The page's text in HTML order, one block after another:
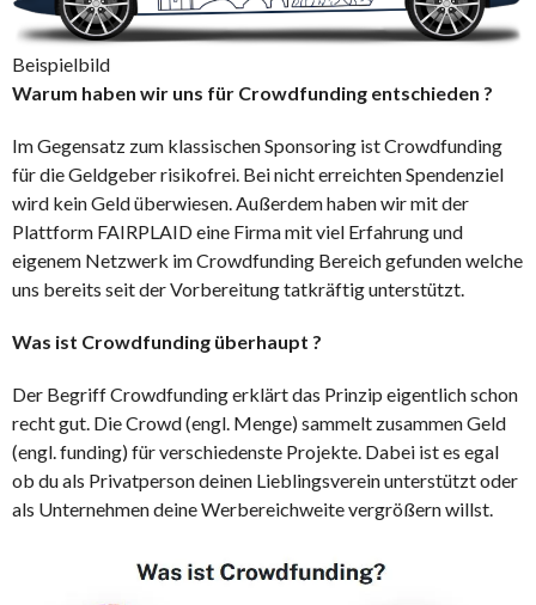
Beispielbild
Warum haben wir uns für Crowdfunding entschieden ?
Im Gegensatz zum klassischen Sponsoring ist Crowdfunding
für die Geldgeber risikofrei. Bei nicht erreichten Spendenziel
wird kein Geld überwiesen. Außerdem haben wir mit der
Plattform FAIRPLAID eine Firma mit viel Erfahrung und
eigenem Netzwerk im Crowdfunding Bereich gefunden welche
uns bereits seit der Vorbereitung tatkräftig unterstützt.
Was ist Crowdfunding überhaupt ?
Der Begriff Crowdfunding erklärt das Prinzip eigentlich schon
recht gut. Die Crowd (engl. Menge) sammelt zusammen Geld
(engl. funding) für verschiedenste Projekte. Dabei ist es egal
ob du als Privatperson deinen Lieblingsverein unterstützt oder
als Unternehmen deine Werbereichweite vergrößern willst.